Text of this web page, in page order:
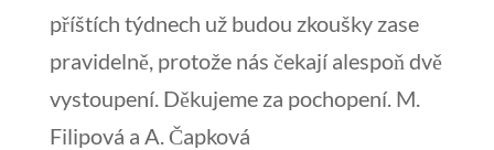
příštích týdnech už budou zkoušky zase
pravidelně, protože nás čekají alespoň dvě
vystoupení. Děkujeme za pochopení. M.
Filipová a A. Čapková